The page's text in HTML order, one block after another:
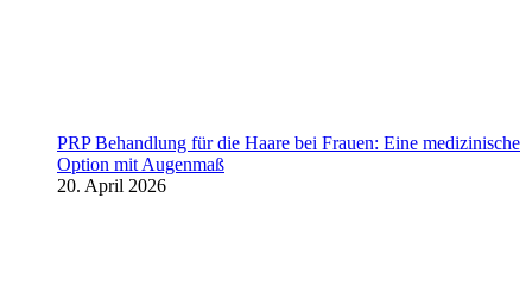
PRP Behandlung für die Haare bei Frauen: Eine medizinische
Option mit Augenmaß
20. April 2026